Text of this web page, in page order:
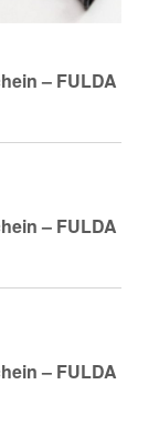
– FULDA
– FULDA
– FULDA